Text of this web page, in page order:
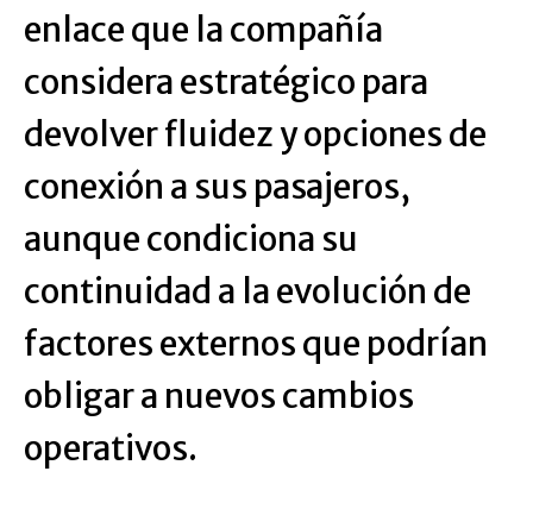
enlace que la compañía
considera estratégico para
devolver fluidez y opciones de
conexión a sus pasajeros,
aunque condiciona su
continuidad a la evolución de
factores externos que podrían
obligar a nuevos cambios
operativos.